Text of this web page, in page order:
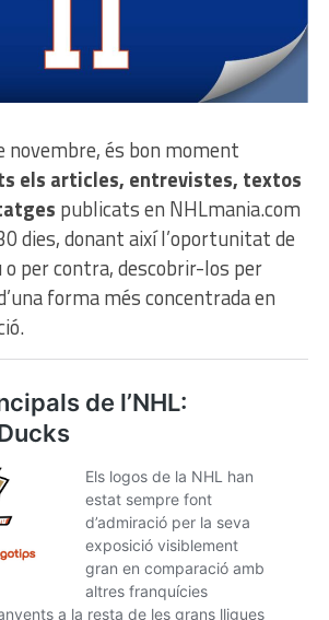
novembre, és bon moment
els articles, entrevistes, textos
publicats en NHLmania.com
dies, donant així l’oportunitat de
o per contra, descobrir-los per
forma més concentrada en